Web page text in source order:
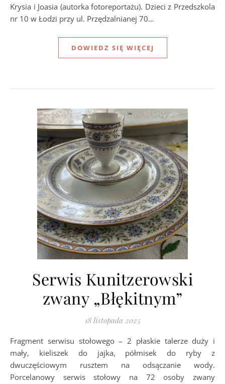
Krysia i Joasia (autorka fotoreportażu). Dzieci z Przedszkola
nr 10 w Łodzi przy ul. Przędzalnianej 70…
DOWIEDZ SIĘ WIĘCEJ
Serwis Kunitzerowski
zwany „Błękitnym”
18 listopada 2025
Fragment serwisu stołowego – 2 płaskie talerze duży i
mały, kieliszek do jajka, półmisek do ryby z
dwuczęściowym rusztem na odsączanie wody.
Porcelanowy serwis stołowy na 72 osoby zwany